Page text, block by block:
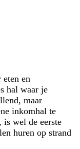
en
hal waar je
maar
inkomhal te
wel de eerste
huren op strand